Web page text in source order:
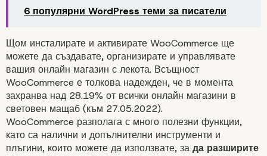
6 популярни WordPress теми за писатели
Щом инсталирате и активирате WooCommerce ще
можете да създавате, организирате и управлявате
вашия онлайн магазин с лекота. Всъщност
WooCommerce е толкова надежден, че в момента
захранва над 28.19% от всички онлайн магазини в
световен мащаб (към 27.05.2022).
WooCommerce разполага с много полезни функции,
като са налични и допълнителни инструменти и
плъгини, които можете да използвате, за да разширите